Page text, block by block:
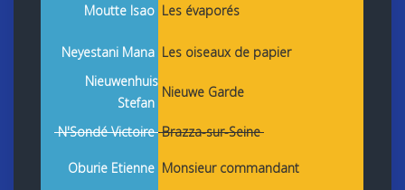
Moutte Isao Les évaporés
Neyestani Mana Les oiseaux de papier
Nieuwenhuis
Stefan
Nieuwe Garde
N'Sondé VictoireBrazza-sur-Seine
Oburie Etienne Monsieur commandant